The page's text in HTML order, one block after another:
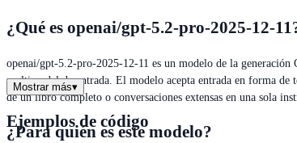
¿Qué es openai/gpt-5.2-pro-2025-12-
openai/gpt-5.2-pro-2025-12-11 es un modelo de la generación
multimodal de entrada. El modelo acepta entrada en forma de
de un libro completo o conversaciones extensas en una sola
¿Para quién es este modelo?
Mostrar más▾
Ejemplos de código